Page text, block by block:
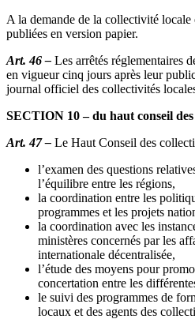
A la demande de la collectivité locale
publiées en version papier.
Art. 46 – Les arrêtés réglementaires
en vigueur cinq jours après leur
journal officiel des collectivités
SECTION 10 – du haut conseil
Art. 47 – Le Haut Conseil des
l’examen des questions
l’équilibre entre les régions,
la coordination entre les
programmes et les projets
la coordination avec les
ministères concernés par les
internationale décentralisée,
l’étude des moyens pour
concertation entre les
le suivi des programmes de
locaux et des agents des